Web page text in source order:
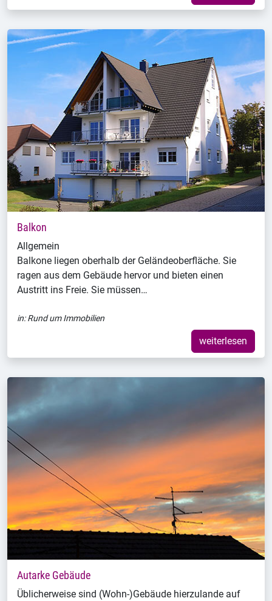
Balkon
Allgemein
Balkone liegen oberhalb der Geländeoberfläche. Sie
ragen aus dem Gebäude hervor und bieten einen
Austritt ins Freie. Sie müssen…
in:Rund um Immobilien
weiterlesen
Autarke Gebäude
Üblicherweise sind (Wohn-)Gebäude hierzulande auf